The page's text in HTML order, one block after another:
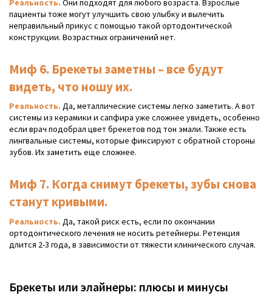
Реальность. Они подходят для любого возраста. Взрослые
пациенты тоже могут улучшить свою улыбку и вылечить
неправильный прикус с помощью такой ортодонтической
конструкции. Возрастных ограничений нет.
Миф 6. Брекеты заметны – все будут
видеть, что ношу их.
Реальность. Да, металлические системы легко заметить. А вот
системы из керамики и сапфира уже сложнее увидеть, особенно
если врач подобрал цвет брекетов под тон эмали. Также есть
лингвальные системы, которые фиксируют с обратной стороны
зубов. Их заметить еще сложнее.
Миф 7. Когда снимут брекеты, зубы снова
станут кривыми.
Реальность. Да, такой риск есть, если по окончании
ортодонтического лечения не носить ретейнеры. Ретенция
длится 2-3 года, в зависимости от тяжести клинического случая.
Брекеты или элайнеры: плюсы и минусы